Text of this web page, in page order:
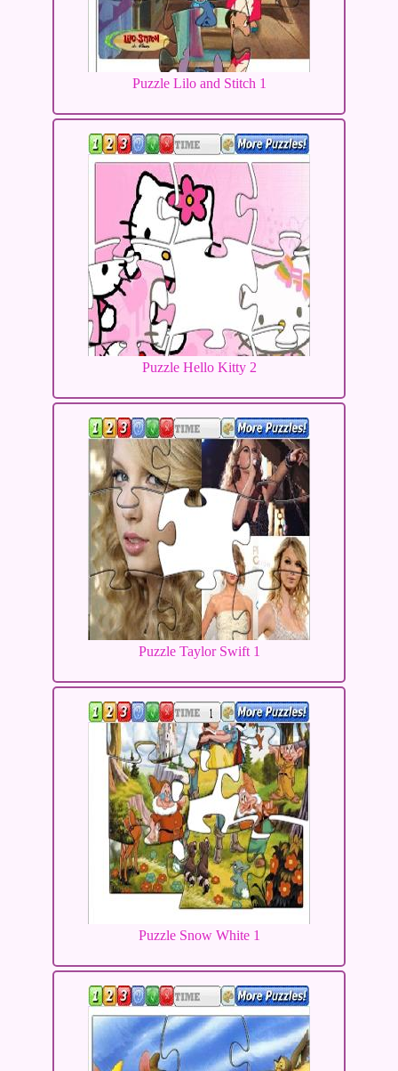
Puzzle Lilo and Stitch 1
Puzzle Hello Kitty 2
Puzzle Taylor Swift 1
Puzzle Snow White 1